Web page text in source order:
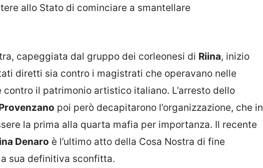
allo Stato di cominciare a smantellare
capeggiata dal gruppo dei corleonesi di Riina, inizio
diretti sia contro i magistrati che operavano nelle
il patrimonio artistico italiano. L’arresto dello
poi però decapitarono l’organizzazione, che in
la prima alla quarta mafia per importanza. Il recente
Denaro è l’ultimo atto della Cosa Nostra di fine
sua definitiva sconfitta.